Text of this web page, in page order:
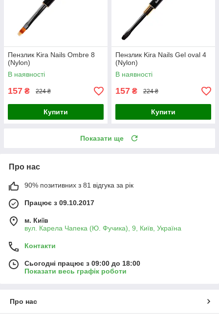
Пензлик Kira Nails Ombre 8
(Nylon)
В наявності
157 ₴ 224 ₴
Купити
Пензлик Kira Nails Gel oval 4
(Nylon)
В наявності
157 ₴ 224 ₴
Купити
Показати ще
Про нас
90% позитивних з 81 відгука за рік
Працює з 09.10.2017
м. Київ
вул. Карела Чапека (Ю. Фучика), 9, Київ, Україна
Контакти
Сьогодні працює з 09:00 до 18:00
Показати весь графік роботи
Про нас